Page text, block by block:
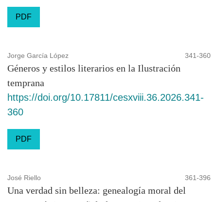
PDF
Jorge García López 341-360
Géneros y estilos literarios en la Ilustración
temprana
https://doi.org/10.17811/cesxviii.36.2026.341-
360
PDF
José Riello 361-396
Una verdad sin belleza: genealogía moral del